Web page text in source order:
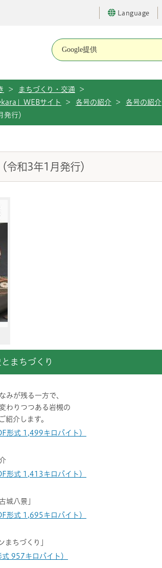
Language
> まちづくり・交通
>
」WEBサイト
> 各号の紹介 > 各号の紹介
行）
和3年1月発行）
まちづくり
みが残る一方で、
わりつつある岩槻の
紹介します。
形式 1,499キロバイト）
形式 1,413キロバイト）
城八景」
形式 1,695キロバイト）
まちづくり」
957キロバイト）